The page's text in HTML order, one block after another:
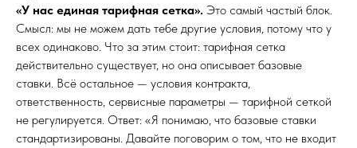
«У нас единая тарифная сетка». Это самый частый блок.
Смысл: мы не можем дать тебе другие условия, потому что у
всех одинаково. Что за этим стоит: тарифная сетка
действительно существует, но она описывает базовые
ставки. Всё остальное — условия контракта,
ответственность, сервисные параметры — тарифной сеткой
не регулируется. Ответ: «Я понимаю, что базовые ставки
стандартизированы. Давайте поговорим о том, что не входит